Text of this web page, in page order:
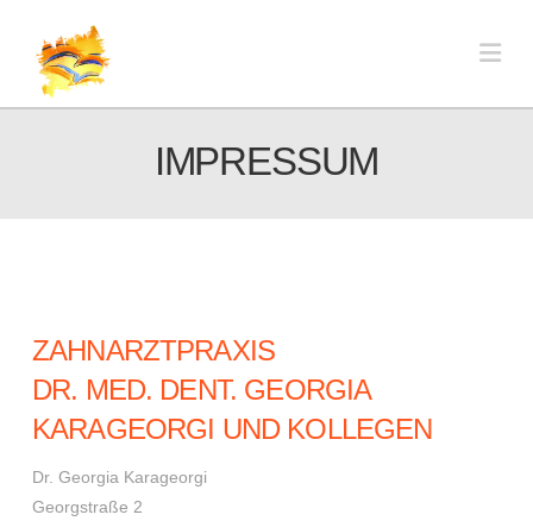
IMPRESSUM
ZAHNARZTPRAXIS
DR. MED. DENT. GEORGIA
KARAGEORGI UND KOLLEGEN
Dr. Georgia Karageorgi
Georgstraße 2